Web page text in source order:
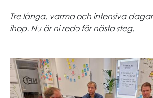
Tre långa, varma och intensiva
ihop. Nu är ni redo för nästa steg.